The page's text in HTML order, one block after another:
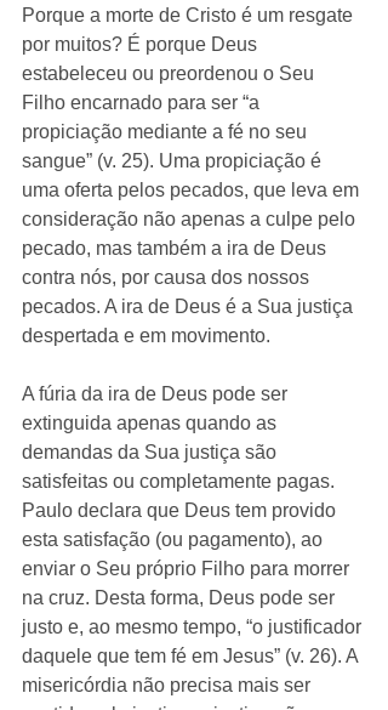
Porque a morte de Cristo é um resgate
por muitos? É porque Deus
estabeleceu ou preordenou o Seu
Filho encarnado para ser “a
propiciação mediante a fé no seu
sangue” (v. 25). Uma propiciação é
uma oferta pelos pecados, que leva em
consideração não apenas a culpe pelo
pecado, mas também a ira de Deus
contra nós, por causa dos nossos
pecados. A ira de Deus é a Sua justiça
despertada e em movimento.
A fúria da ira de Deus pode ser
extinguida apenas quando as
demandas da Sua justiça são
satisfeitas ou completamente pagas.
Paulo declara que Deus tem provido
esta satisfação (ou pagamento), ao
enviar o Seu próprio Filho para morrer
na cruz. Desta forma, Deus pode ser
justo e, ao mesmo tempo, “o justificador
daquele que tem fé em Jesus” (v. 26). A
misericórdia não precisa mais ser